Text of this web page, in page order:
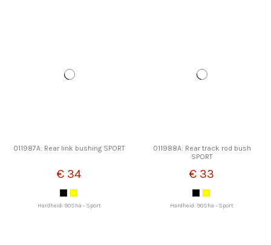
011987A: Rear link bushing SPORT
€ 34
Hardheid: 90Sha - Sport
011988A: Rear track rod bush
SPORT
€ 33
Hardheid: 90Sha - Sport